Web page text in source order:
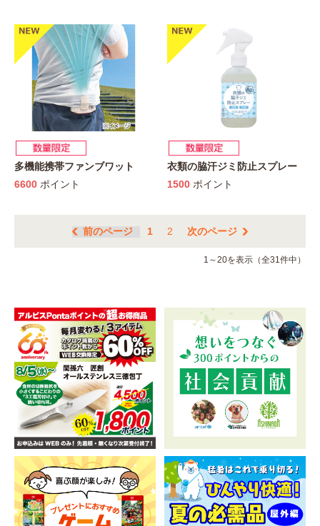
多機能携帯ファンブワット
6600 ポイント
衣類の脇汗ジミ防止スプレー
1500 ポイント
前のページ 1 2 次のページ
1～20を表示（全31件中）